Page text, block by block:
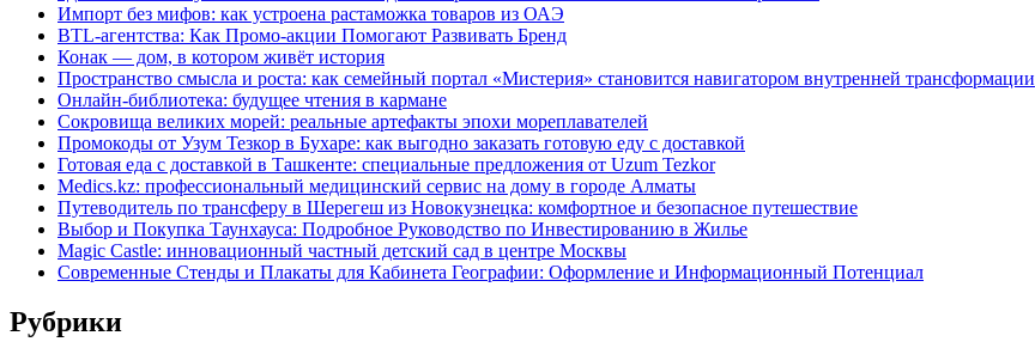
Импорт без мифов: как устроена растаможка товаров из ОАЭ
BTL-агентства: Как Промо-акции Помогают Развивать Бренд
Конак — дом, в котором живёт история
Пространство смысла и роста: как семейный портал «Мистерия» становится навигатором внутренней трансформации
Онлайн-библиотека: будущее чтения в кармане
Сокровища великих морей: реальные артефакты эпохи мореплавателей
Промокоды от Узум Тезкор в Бухаре: как выгодно заказать готовую еду с доставкой
Готовая еда с доставкой в Ташкенте: специальные предложения от Uzum Tezkor
Medics.kz: профессиональный медицинский сервис на дому в городе Алматы
Путеводитель по трансферу в Шерегеш из Новокузнецка: комфортное и безопасное путешествие
Выбор и Покупка Таунхауса: Подробное Руководство по Инвестированию в Жилье
Magic Castle: инновационный частный детский сад в центре Москвы
Современные Стенды и Плакаты для Кабинета Географии: Оформление и Информационный Потенциал
Рубрики